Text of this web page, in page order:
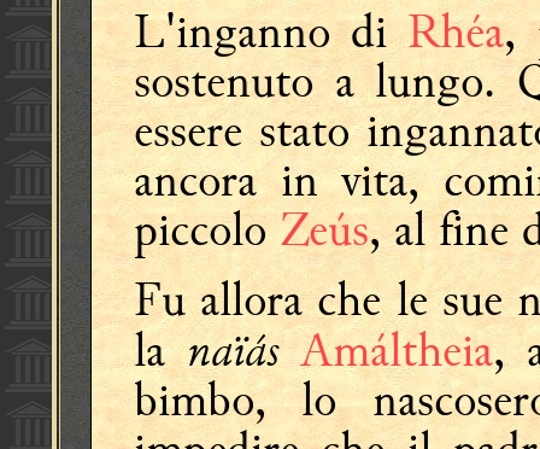
L'inganno diRhéa,
sostenuto a lungo.
essere stato
ancora in vita,
piccoloZeús, al fine
Fu allora che le sue
lanaïás Amáltheia,
bimbo, lo